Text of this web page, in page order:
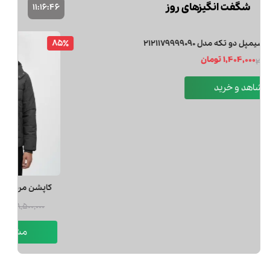
شگفت انگیزهای روز 11:16:44
35٪